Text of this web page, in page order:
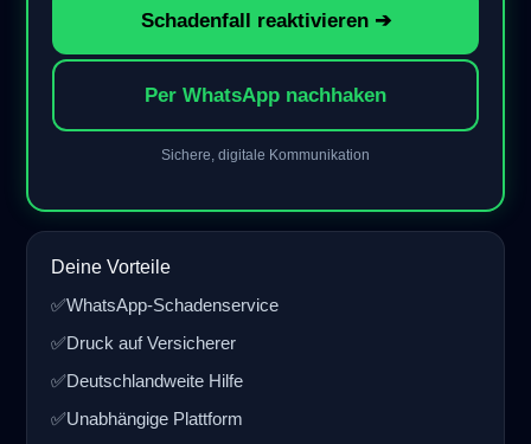
Schadenfall reaktivieren ➔
Per WhatsApp nachhaken
Sichere, digitale Kommunikation
Deine Vorteile
✅WhatsApp-Schadenservice
✅Druck auf Versicherer
✅Deutschlandweite Hilfe
✅Unabhängige Plattform